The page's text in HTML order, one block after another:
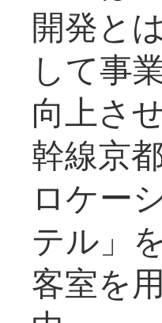
開発と
して事
向上さ
幹線京
ロケー
テル」
客室を